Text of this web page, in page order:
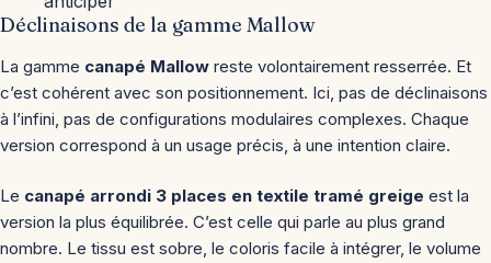
Déclinaisons de la gamme Mallow
La gamme canapé Mallow reste volontairement resserrée. Et
c’est cohérent avec son positionnement. Ici, pas de déclinaisons
à l’infini, pas de configurations modulaires complexes. Chaque
version correspond à un usage précis, à une intention claire.
Le canapé arrondi 3 places en textile tramé greige est la
version la plus équilibrée. C’est celle qui parle au plus grand
nombre. Le tissu est sobre, le coloris facile à intégrer, le volume